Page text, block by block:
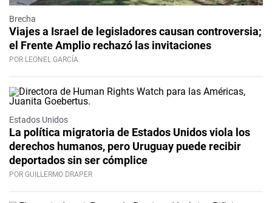
Brecha
Viajes a Israel de legisladores causan controversia;
el Frente Amplio rechazó las invitaciones
POR LEONEL GARCÍA
Estados Unidos
La política migratoria de Estados Unidos viola los
derechos humanos, pero Uruguay puede recibir
deportados sin ser cómplice
POR GUILLERMO DRAPER